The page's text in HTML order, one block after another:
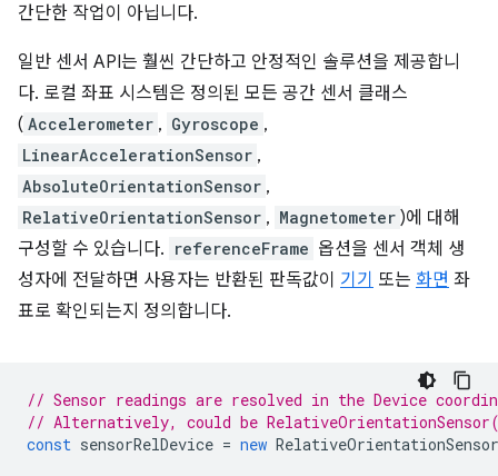
간단한 작업이 아닙니다.
일반 센서 API는 훨씬 간단하고 안정적인 솔루션을 제공합니
다. 로컬 좌표 시스템은 정의된 모든 공간 센서 클래스
( Accelerometer , Gyroscope ,
LinearAccelerationSensor ,
AbsoluteOrientationSensor ,
RelativeOrientationSensor , Magnetometer )에 대해
구성할 수 있습니다. referenceFrame 옵션을 센서 객체 생
성자에 전달하면 사용자는 반환된 판독값이 기기 또는 화면 좌
표로 확인되는지 정의합니다.
// Sensor readings are resolved in the Device
// Alternatively, could be
const sensorRelDevice = new RelativeOrientationSensor